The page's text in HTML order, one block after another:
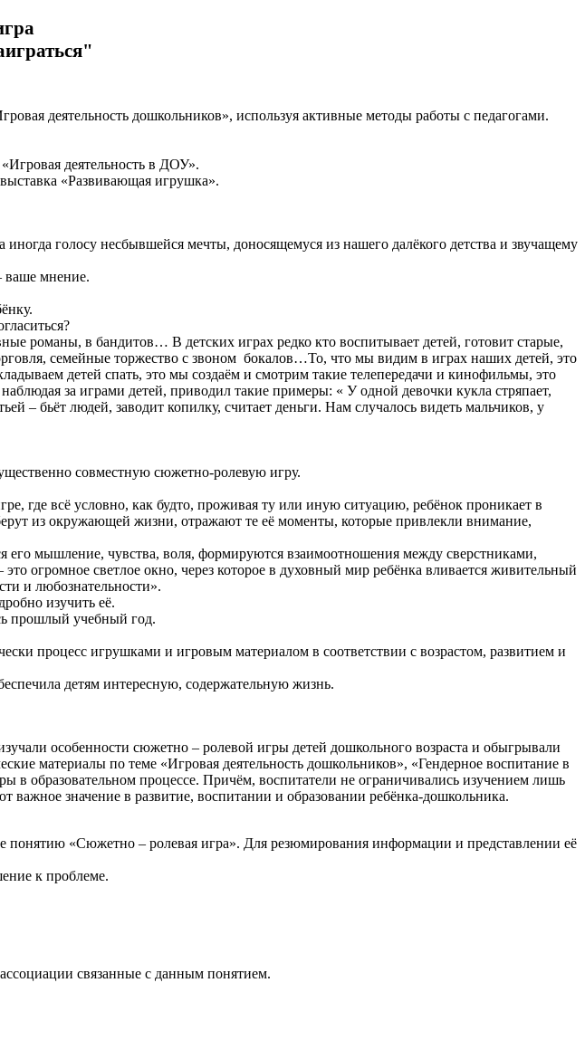
деятельность дошкольников», используя активные методы работы с педагогами.
деятельность в ДОУ».
«Развивающая игрушка».
голосу несбывшейся мечты, доносящемуся из нашего далёкого детства и звучащему
ваше мнение.
романы, в бандитов… В детских играх редко кто воспитывает детей, готовит старые,
семейные торжество с звоном бокалов…То, что мы видим в играх наших детей, это
детей спать, это мы создаём и смотрим такие телепередачи и кинофильмы, это
за играми детей, приводил такие примеры: « У одной девочки кукла стряпает,
– бьёт людей, заводит копилку, считает деньги. Нам случалось видеть мальчиков, у
совместную сюжетно-ролевую игру.
где всё условно, как будто, проживая ту или иную ситуацию, ребёнок проникает в
из окружающей жизни, отражают те её моменты, которые привлекли внимание,
мышление, чувства, воля, формируются взаимоотношения между сверстниками,
огромное светлое окно, через которое в духовный мир ребёнка вливается живительный
и любознательности».
изучить её.
прошлый учебный год.
процесс игрушками и игровым материалом в соответствии с возрастом, развитием и
детям интересную, содержательную жизнь.
особенности сюжетно – ролевой игры детей дошкольного возраста и обыгрывали
материалы по теме «Игровая деятельность дошкольников», «Гендерное воспитание в
образовательном процессе. Причём, воспитатели не ограничивались изучением лишь
значение в развитие, воспитании и образовании ребёнка-дошкольника.
понятию «Сюжетно – ролевая игра». Для резюмирования информации и представлении её
к проблеме.
связанные с данным понятием.